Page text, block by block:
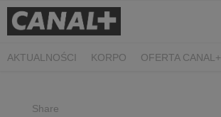
AKTUALNOŚCI KORPO OFERTA CANAL+
PLANETA SINGLI. OSIEM HISTORII
Share